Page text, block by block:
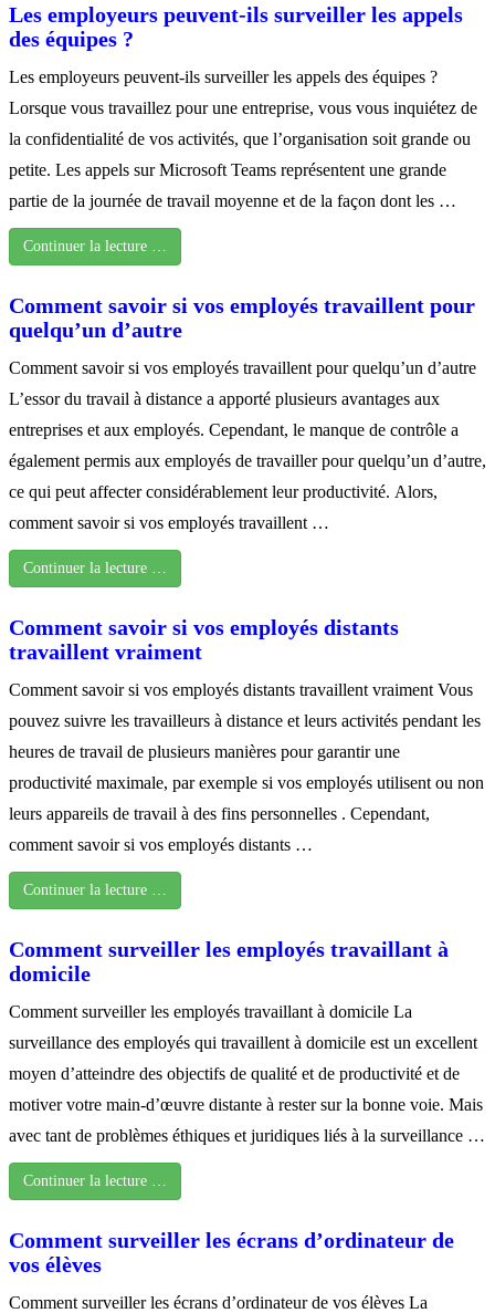
Les employeurs peuvent-ils surveiller les appels
des équipes ?
Les employeurs peuvent-ils surveiller les appels des équipes ?
Lorsque vous travaillez pour une entreprise, vous vous inquiétez de
la confidentialité de vos activités, que l’organisation soit grande ou
petite. Les appels sur Microsoft Teams représentent une grande
partie de la journée de travail moyenne et de la façon dont les …
Continuer la lecture …
Comment savoir si vos employés travaillent pour
quelqu’un d’autre
Comment savoir si vos employés travaillent pour quelqu’un d’autre
L’essor du travail à distance a apporté plusieurs avantages aux
entreprises et aux employés. Cependant, le manque de contrôle a
également permis aux employés de travailler pour quelqu’un d’autre,
ce qui peut affecter considérablement leur productivité. Alors,
comment savoir si vos employés travaillent …
Continuer la lecture …
Comment savoir si vos employés distants
travaillent vraiment
Comment savoir si vos employés distants travaillent vraiment Vous
pouvez suivre les travailleurs à distance et leurs activités pendant les
heures de travail de plusieurs manières pour garantir une
productivité maximale, par exemple si vos employés utilisent ou non
leurs appareils de travail à des fins personnelles . Cependant,
comment savoir si vos employés distants …
Continuer la lecture …
Comment surveiller les employés travaillant à
domicile
Comment surveiller les employés travaillant à domicile La
surveillance des employés qui travaillent à domicile est un excellent
moyen d’atteindre des objectifs de qualité et de productivité et de
motiver votre main-d’œuvre distante à rester sur la bonne voie. Mais
avec tant de problèmes éthiques et juridiques liés à la surveillance …
Continuer la lecture …
Comment surveiller les écrans d’ordinateur de
vos élèves
Comment surveiller les écrans d’ordinateur de vos élèves La